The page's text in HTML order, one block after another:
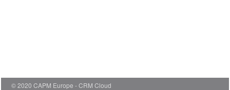
© 2020 CAPM Europe
CRM Cloud